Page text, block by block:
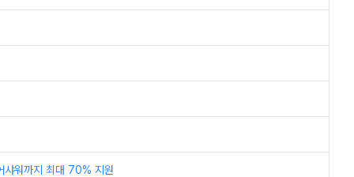
샤워까지 최대 70% 지원